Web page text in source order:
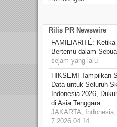
Rilis PR Newswire
FAMILIARITÉ:
Bertemu dalam
sejam yang lalu
HIKSEMI Tampilkan
Data untuk Seluruh
Indonesia 2026,
di Asia Tenggara
JAKARTA,
7 2026 04.14